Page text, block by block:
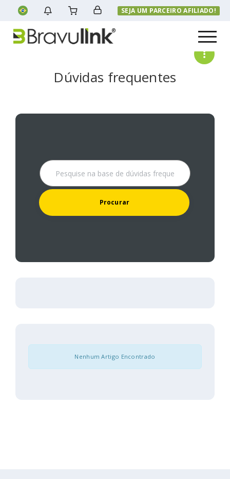
SEJA UM PARCEIRO AFILIADO!
Menu
Dúvidas frequentes
Nenhum Artigo Encontrado